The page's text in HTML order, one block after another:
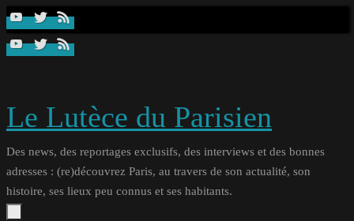
Passer
contenu
Le Lutèce du Parisien
Des news, des reportages exclusifs, des interviews et des bonnes
adresses : (re)découvrez Paris, au travers de son actualité, son
histoire, ses lieux peu connus et ses habitants.